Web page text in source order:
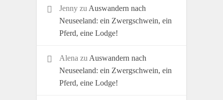
Jenny zu Auswandern nach
Neuseeland: ein Zwergschwein, ein
Pferd, eine Lodge!
Alena zu Auswandern nach
Neuseeland: ein Zwergschwein, ein
Pferd, eine Lodge!